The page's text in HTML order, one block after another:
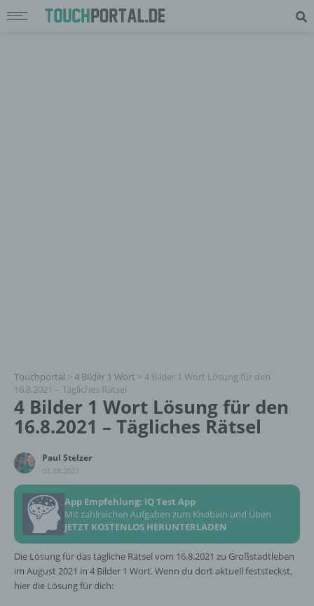
Touchportal > 4 Bilder 1 Wort > 4 Bilder 1 Wort Lösung für den
16.8.2021 – Tägliches Rätsel
4 Bilder 1 Wort Lösung für den
16.8.2021 – Tägliches Rätsel
Paul Stelzer
02.08.2021
App Empfehlung: IQ Test App
Mit zahlreichen Aufgaben zum Knobeln und Üben
JETZT KOSTENLOS HERUNTERLADEN
Die Lösung für das tägliche Rätsel vom 16.8.2021 zu Großstadtleben
im August 2021 in 4 Bilder 1 Wort. Wenn du dort aktuell feststeckst,
hier die Lösung für dich: